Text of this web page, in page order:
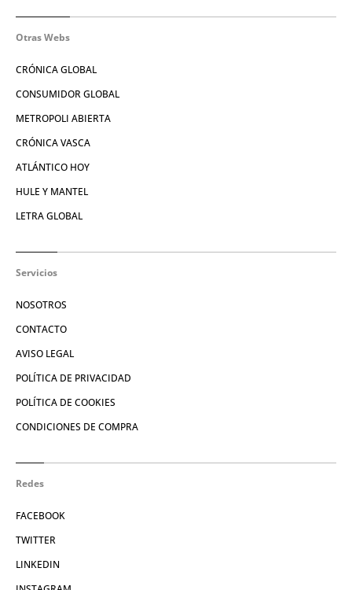
Otras Webs
CRÓNICA GLOBAL
CONSUMIDOR GLOBAL
METROPOLI ABIERTA
CRÓNICA VASCA
ATLÁNTICO HOY
HULE Y MANTEL
LETRA GLOBAL
Servicios
NOSOTROS
CONTACTO
AVISO LEGAL
POLÍTICA DE PRIVACIDAD
POLÍTICA DE COOKIES
CONDICIONES DE COMPRA
Redes
FACEBOOK
TWITTER
LINKEDIN